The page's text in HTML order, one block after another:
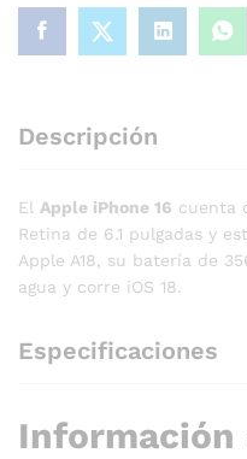
Descripción
El Apple iPhone 16 cuenta
Retina de 6.1 pulgadas y
Apple A18, su batería de
agua y corre iOS 18.
Especificaciones
Información